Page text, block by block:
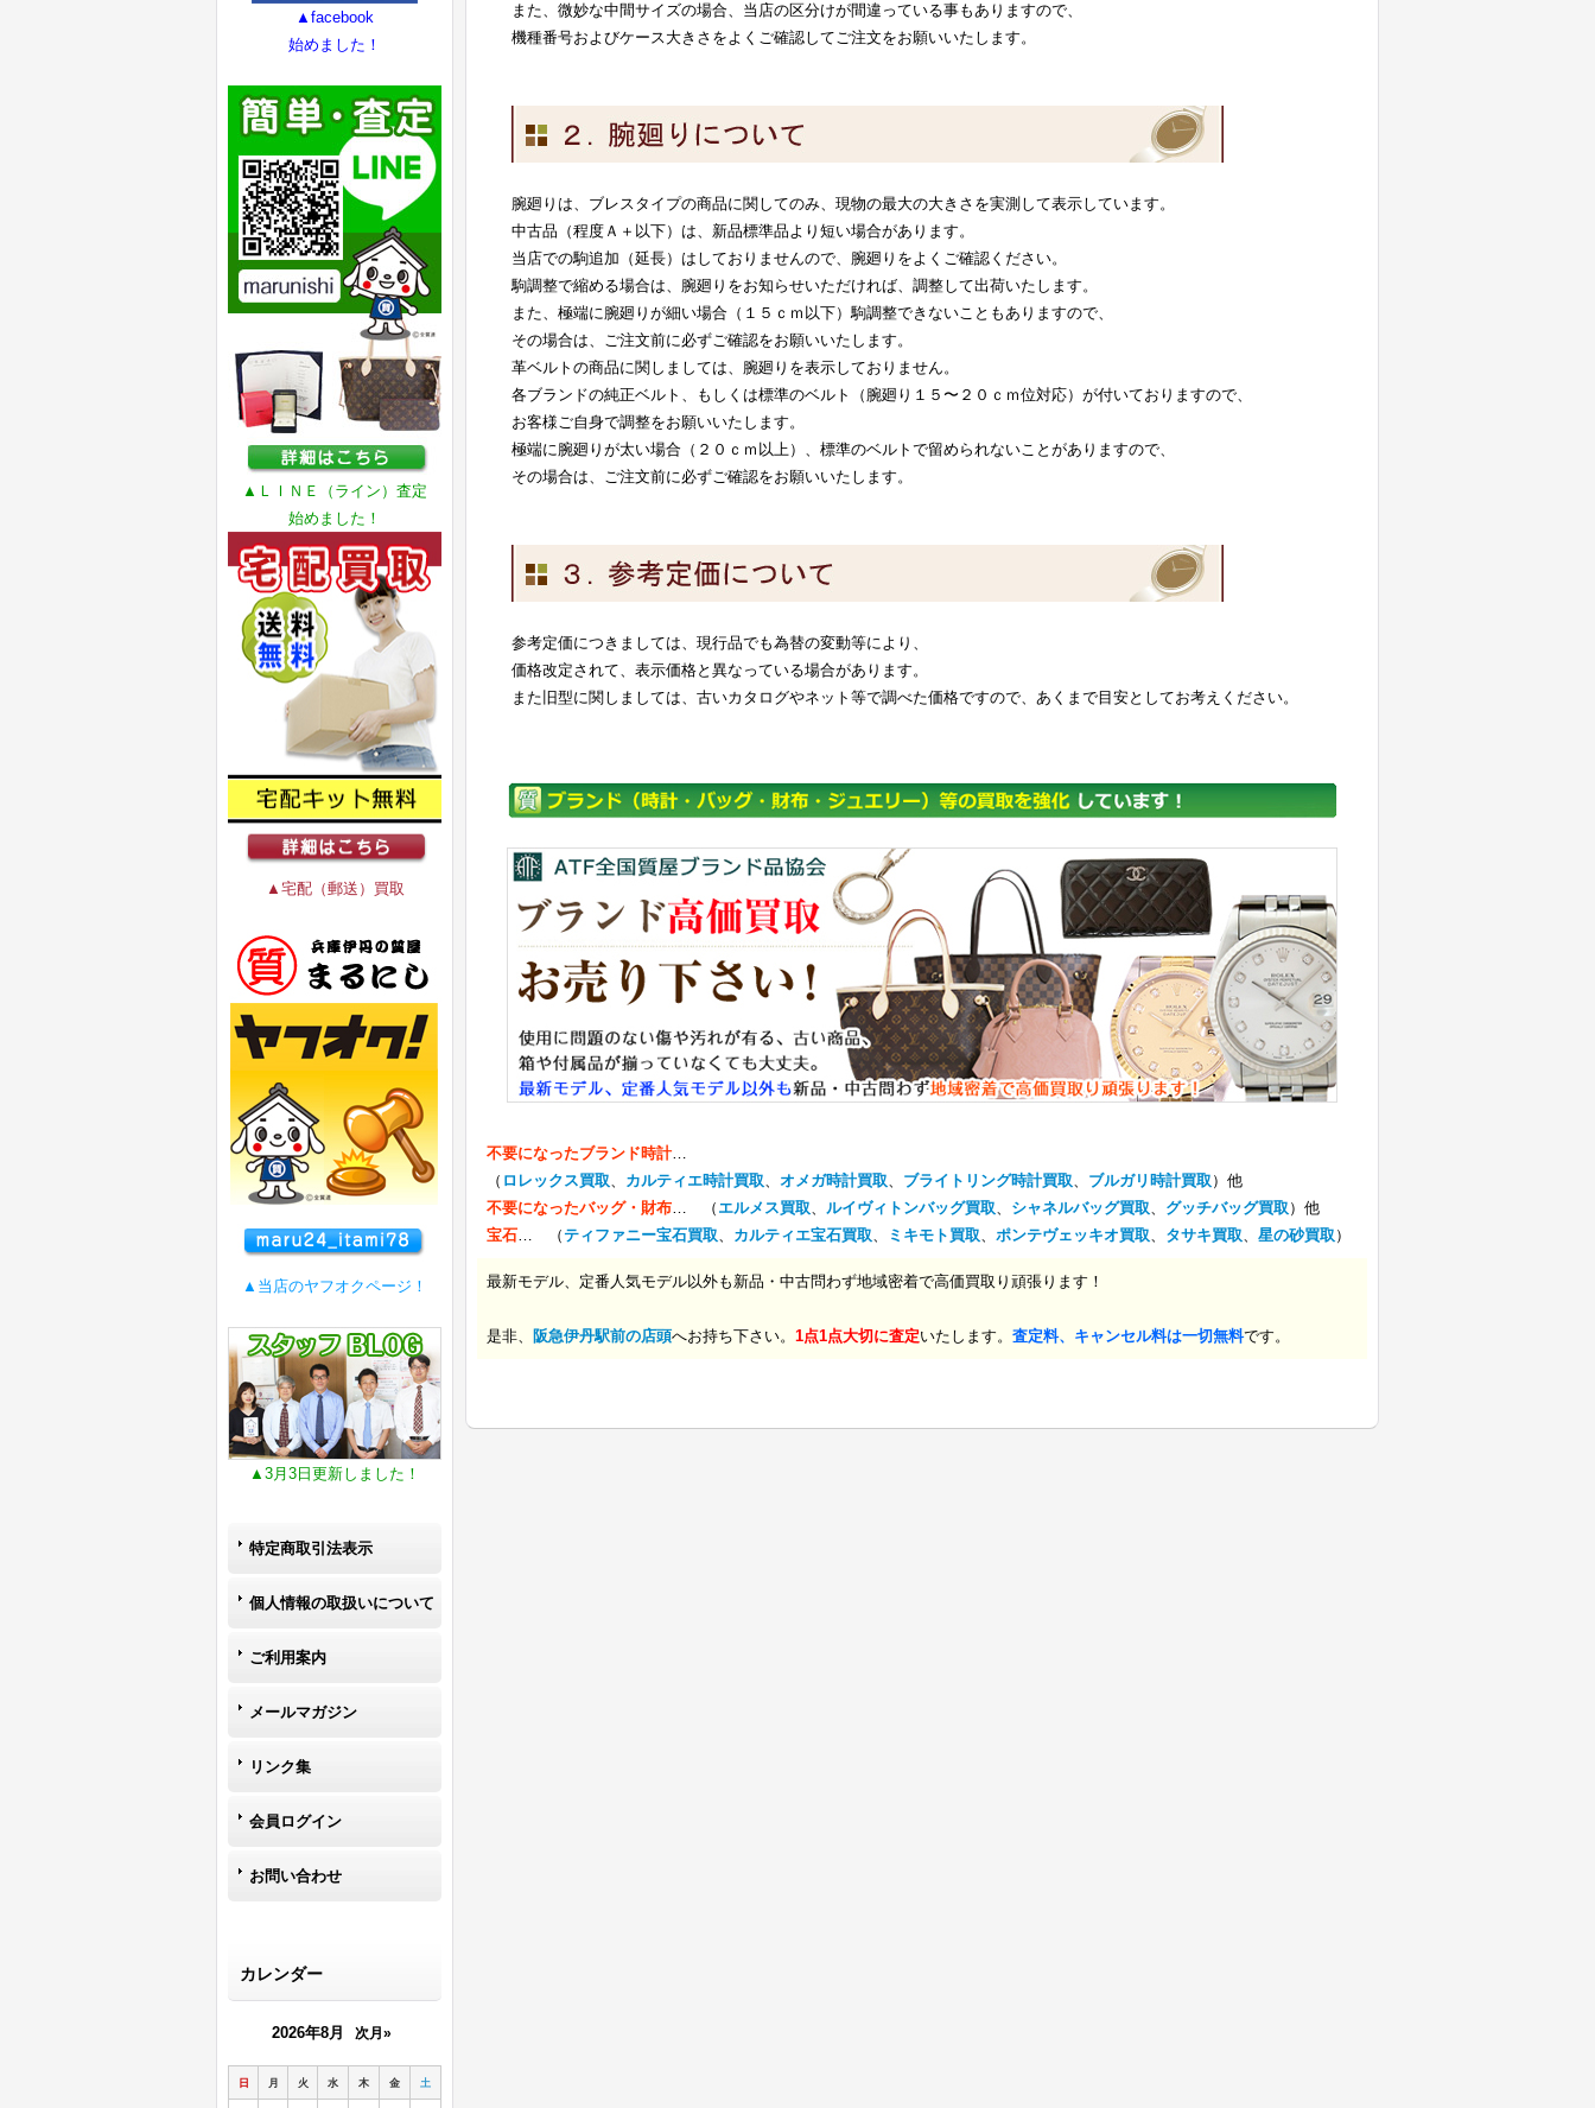
▲facebook
始めました！
▲ＬＩＮＥ（ライン）査定
始めました！
▲宅配（郵送）買取
▲当店のヤフオクページ！
▲3月3日更新しました！
特定商取引法表示
個人情報の取扱いについて
ご利用案内
メールマガジン
リンク集
会員ログイン
お問い合わせ
カレンダー
2026年8月 次月»
日 月 火 水 木 金 土
また、微妙な中間サイズの場合、当店の区分けが間違っている事もありますので、
機種番号およびケース大きさをよくご確認してご注文をお願いいたします。
腕廻りは、ブレスタイプの商品に関してのみ、現物の最大の大きさを実測して表示しています。
中古品（程度Ａ＋以下）は、新品標準品より短い場合があります。
当店での駒追加（延長）はしておりませんので、腕廻りをよくご確認ください。
駒調整で縮める場合は、腕廻りをお知らせいただければ、調整して出荷いたします。
また、極端に腕廻りが細い場合（１５ｃｍ以下）駒調整できないこともありますので、
その場合は、ご注文前に必ずご確認をお願いいたします。
革ベルトの商品に関しましては、腕廻りを表示しておりません。
各ブランドの純正ベルト、もしくは標準のベルト（腕廻り１５〜２０ｃｍ位対応）が付いておりますので、
お客様ご自身で調整をお願いいたします。
極端に腕廻りが太い場合（２０ｃｍ以上）、標準のベルトで留められないことがありますので、
その場合は、ご注文前に必ずご確認をお願いいたします。
参考定価につきましては、現行品でも為替の変動等により、
価格改定されて、表示価格と異なっている場合があります。
また旧型に関しましては、古いカタログやネット等で調べた価格ですので、あくまで目安としてお考えください。
不要になったブランド時計…
（ ロレックス買取、 カルティエ時計買取、 オメガ時計買取、 ブライトリング時計買取、 ブルガリ時計買取 ）他
不要になったバッグ・財布… （ エルメス買取、 ルイヴィトンバッグ買取、 シャネルバッグ買取、 グッチバッグ買取 ）他
宝石… （ティファニー宝石買取、 カルティエ宝石買取、 ミキモト買取、 ポンテヴェッキオ買取、 タサキ買取、 星の砂買取 ）
最新モデル、定番人気モデル以外も新品・中古問わず地域密着で高価買取り頑張ります！
是非、 阪急伊丹駅前の店頭へお持ち下さい。 1点1点大切に査定いたします。 査定料、キャンセル料は一切無料です。